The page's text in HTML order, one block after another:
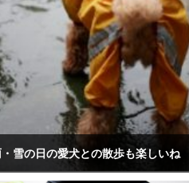
雪の日の愛犬との散歩も楽しいね